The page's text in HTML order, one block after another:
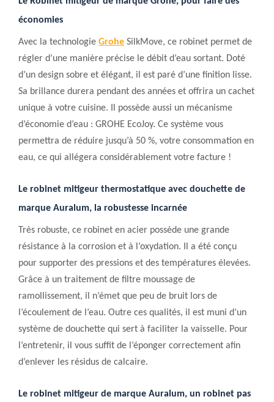
économies
Avec la technologie Grohe SilkMove, ce robinet permet de
régler d’une manière précise le débit d’eau sortant. Doté
d’un design sobre et élégant, il est paré d’une finition lisse.
Sa brillance durera pendant des années et offrira un cachet
unique à votre cuisine. Il possède aussi un mécanisme
d’économie d’eau : GROHE EcoJoy. Ce système vous
permettra de réduire jusqu’à 50 %, votre consommation en
eau, ce qui allégera considérablement votre facture !
Le robinet mitigeur thermostatique avec douchette de
marque Auralum, la robustesse incarnée
Très robuste, ce robinet en acier possède une grande
résistance à la corrosion et à l’oxydation. Il a été conçu
pour supporter des pressions et des températures élevées.
Grâce à un traitement de filtre moussage de
ramollissement, il n’émet que peu de bruit lors de
l’écoulement de l’eau. Outre ces qualités, il est muni d’un
système de douchette qui sert à faciliter la vaisselle. Pour
l’entretenir, il vous suffit de l’éponger correctement afin
d’enlever les résidus de calcaire.
Le robinet mitigeur de marque Auralum, un robinet pas